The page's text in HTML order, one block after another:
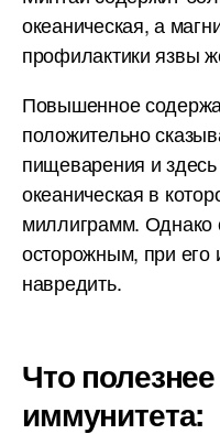
океаническая, а
профилактики язвы
Повышенное
положительно
пищеварения и
океаническая в
миллиграмм. Однако
осторожным, при его
навредить.
Что
иммунитета: